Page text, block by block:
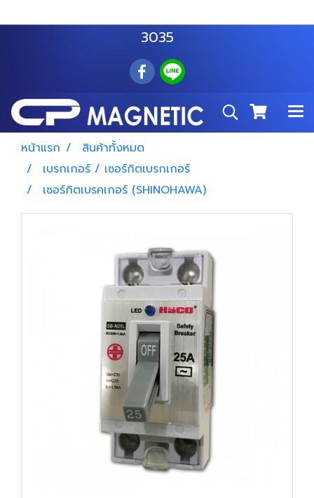
3035
หน้าแรก
สินค้าทั้งหมด
เบรกเกอร์ / เซอร์กิตเบรกเกอร์
เซอร์กิตเบรคเกอร์ (SHINOHAWA)